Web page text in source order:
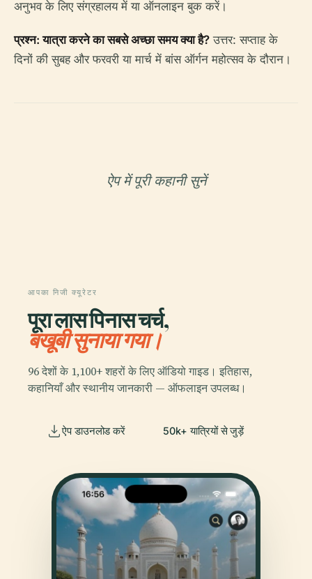
अनुभव के लिए संग्रहालय में या ऑनलाइन बुक करें।
प्रश्न: यात्रा करने का सबसे अच्छा समय क्या है? उत्तर: सप्ताह के
दिनों की सुबह और फरवरी या मार्च में बांस ऑर्गन महोत्सव के दौरान।
ऐप में पूरी कहानी सुनें
आपका निजी क्यूरेटर
पूरा लास पिनास चर्च,
बखूबी सुनाया गया।
96 देशों के 1,100+ शहरों के लिए ऑडियो गाइड। इतिहास,
कहानियाँ और स्थानीय जानकारी — ऑफलाइन उपलब्ध।
ऐप डाउनलोड करें 50k+ यात्रियों से जुड़ें